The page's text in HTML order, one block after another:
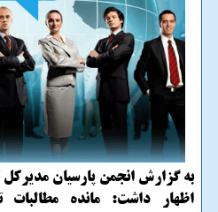
به گزارش انجمن پارسیان مدیركل
اظهار داشت: مانده مطالبات